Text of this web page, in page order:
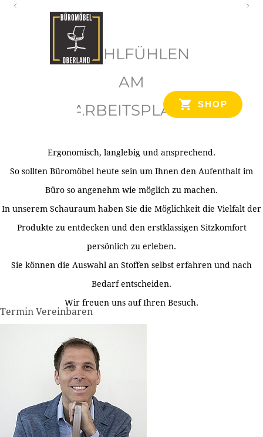
SHOP
WOHLFÜHLEN
AM
ARBEITSPLATZ
Ergonomisch, langlebig und ansprechend.
So sollten Büromöbel heute sein um Ihnen den Aufenthalt im
Büro so angenehm wie möglich zu machen.
In unserem Schauraum haben Sie die Möglichkeit die Vielfalt der
Produkte zu entdecken und den erstklassigen Sitzkomfort
persönlich zu erleben.
Sie können die Auswahl an Stoffen selbst erfahren und nach
Bedarf entscheiden.
Wir freuen uns auf Ihren Besuch.
Termin Vereinbaren